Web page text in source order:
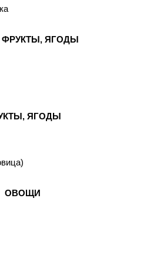
ФРУКТЫ, ЯГОДЫ
ЯГОДЫ
ОВОЩИ